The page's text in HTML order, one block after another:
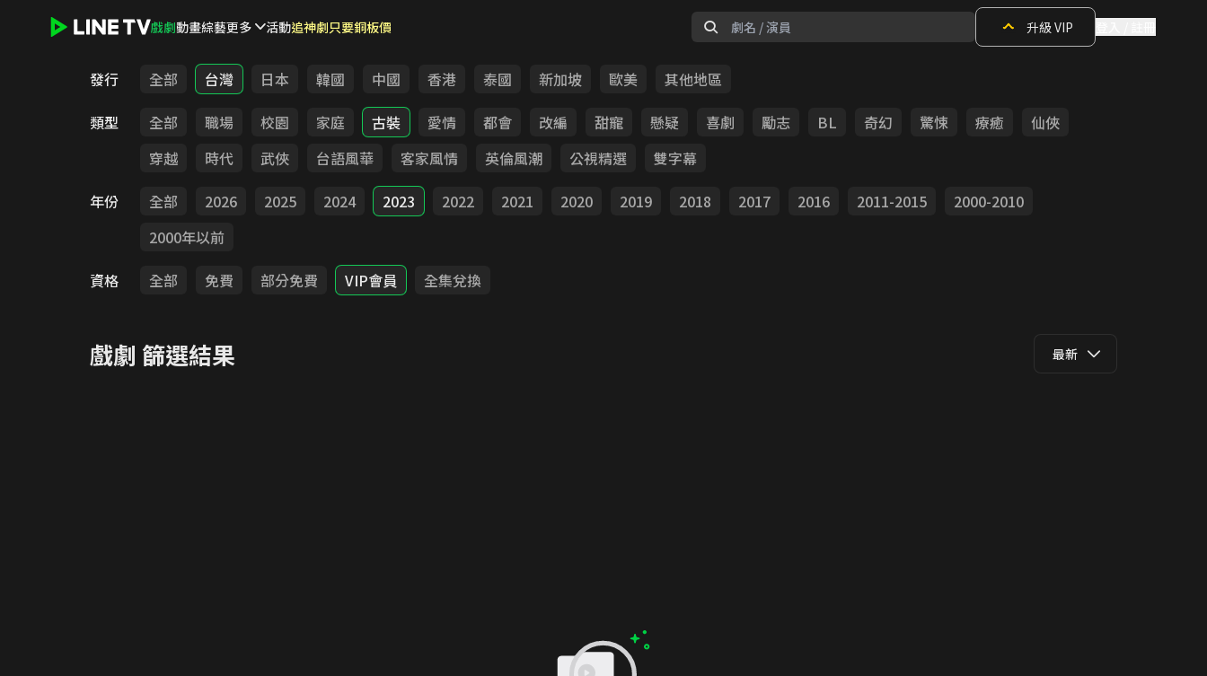
戲劇動畫綜藝更多 活動追神劇只要銅板價 升級 VIP
發行 全部 台灣 日本 韓國 中國 香港 泰國 新加坡 歐美
其他地區
類型
全部 職場 校園 家庭 古裝 愛情 都會 改編 甜寵 懸疑 喜劇 勵志 BL 奇幻 驚悚 療癒
仙俠
穿越
時代 武俠 台語風華 客家風情 英倫風潮 公視精選
雙字幕
年份
全部 2026 2025 2024 2023 2022 2021 2020 2019 2018 2017 2016 2011-2015
2000-2010
2000年以前
資格
全部 免費 部分免費 VIP會員 全集兌換
戲劇 篩選結果 最新